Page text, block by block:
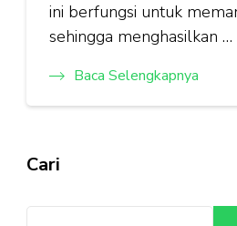
ini berfungsi untuk
sehingga menghasilkan …
Baca Selengkapnya
Cari